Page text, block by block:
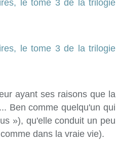
le tome 3 de la trilogie
le tome 3 de la trilogie
ayant ses raisons que la
Ben comme quelqu'un qui
»), qu'elle conduit un peu
dans la vraie vie).